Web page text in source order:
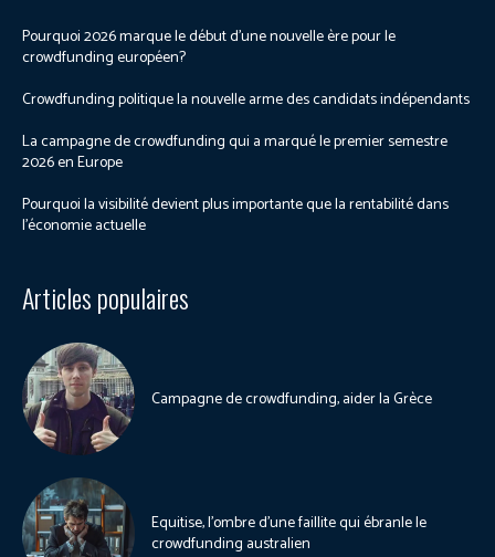
Pourquoi 2026 marque le début d’une nouvelle ère pour le
crowdfunding européen?
Crowdfunding politique la nouvelle arme des candidats indépendants
La campagne de crowdfunding qui a marqué le premier semestre
2026 en Europe
Pourquoi la visibilité devient plus importante que la rentabilité dans
l’économie actuelle
Articles populaires
Campagne de crowdfunding, aider la Grèce
Equitise, l’ombre d’une faillite qui ébranle le
crowdfunding australien